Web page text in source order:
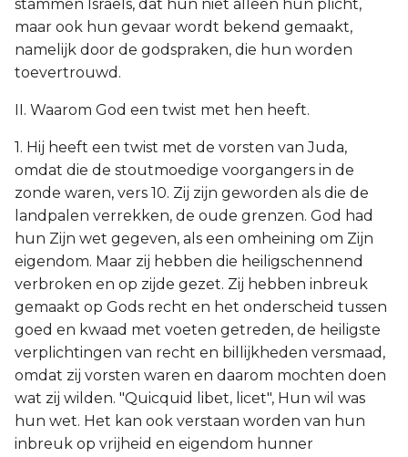
stammen Israëls, dat hun niet alleen hun plicht,
maar ook hun gevaar wordt bekend gemaakt,
namelijk door de godspraken, die hun worden
toevertrouwd.
II. Waarom God een twist met hen heeft.
1. Hij heeft een twist met de vorsten van Juda,
omdat die de stoutmoedige voorgangers in de
zonde waren, vers 10. Zij zijn geworden als die de
landpalen verrekken, de oude grenzen. God had
hun Zijn wet gegeven, als een omheining om Zijn
eigendom. Maar zij hebben die heiligschennend
verbroken en op zijde gezet. Zij hebben inbreuk
gemaakt op Gods recht en het onderscheid tussen
goed en kwaad met voeten getreden, de heiligste
verplichtingen van recht en billijkheden versmaad,
omdat zij vorsten waren en daarom mochten doen
wat zij wilden. "Quicquid libet, licet", Hun wil was
hun wet. Het kan ook verstaan worden van hun
inbreuk op vrijheid en eigendom hunner